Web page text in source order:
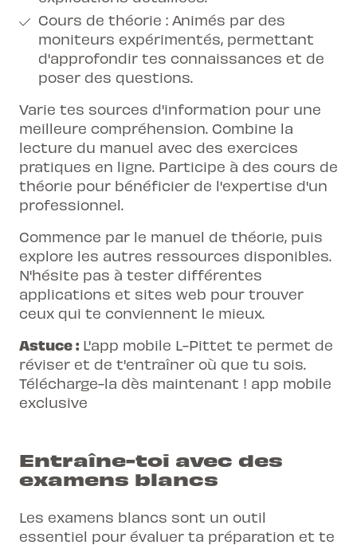
Cours de théorie : Animés par des
moniteurs expérimentés, permettant
d'approfondir tes connaissances et de
poser des questions.
Varie tes sources d'information pour une
meilleure compréhension. Combine la
lecture du manuel avec des exercices
pratiques en ligne. Participe à des cours de
théorie pour bénéficier de l'expertise d'un
professionnel.
Commence par le manuel de théorie, puis
explore les autres ressources disponibles.
N'hésite pas à tester différentes
applications et sites web pour trouver
ceux qui te conviennent le mieux.
Astuce : L'app mobile L-Pittet te permet de
réviser et de t'entraîner où que tu sois.
Télécharge-la dès maintenant ! app mobile
exclusive
Entraîne-toi avec des
examens blancs
Les examens blancs sont un outil
essentiel pour évaluer ta préparation et te